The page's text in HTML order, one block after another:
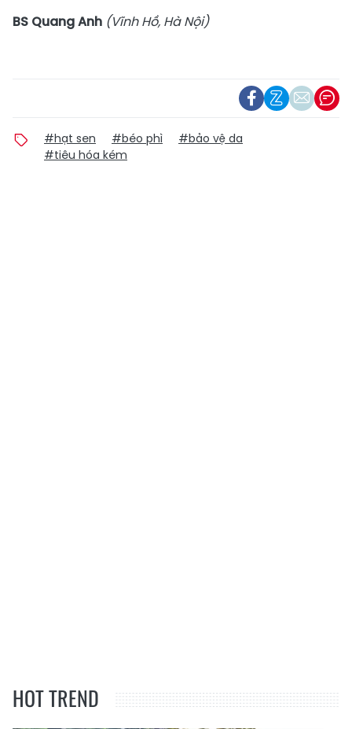
BS Quang Anh (Vĩnh Hồ, Hà Nội)
#hạt sen #béo phì
#bảo vệ da
#tiêu hóa kém
HOT TREND